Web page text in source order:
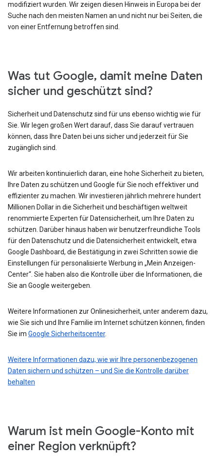
modifiziert wurden. Wir zeigen diesen Hinweis in Europa bei der
Suche nach den meisten Namen an und nicht nur bei Seiten, die
von einer Entfernung betroffen sind.
Was tut Google, damit meine Daten
sicher und geschützt sind?
Sicherheit und Datenschutz sind für uns ebenso wichtig wie für
Sie. Wir legen großen Wert darauf, dass Sie darauf vertrauen
können, dass Ihre Daten bei uns sicher und jederzeit für Sie
zugänglich sind.
Wir arbeiten kontinuierlich daran, eine hohe Sicherheit zu bieten,
Ihre Daten zu schützen und Google für Sie noch effektiver und
effizienter zu machen. Wir investieren jährlich mehrere hundert
Millionen Dollar in die Sicherheit und beschäftigen weltweit
renommierte Experten für Datensicherheit, um Ihre Daten zu
schützen. Darüber hinaus haben wir benutzerfreundliche Tools
für den Datenschutz und die Datensicherheit entwickelt, etwa
Google Dashboard, die Bestätigung in zwei Schritten sowie die
Einstellungen für personalisierte Werbung in „Mein Anzeigen-
Center“. Sie haben also die Kontrolle über die Informationen, die
Sie an Google weitergeben.
Weitere Informationen zur Onlinesicherheit, unter anderem dazu,
wie Sie sich und Ihre Familie im Internet schützen können, finden
Sie im Google Sicherheitscenter.
Weitere Informationen dazu, wie wir Ihre personenbezogenen
Daten sichern und schützen – und Sie die Kontrolle darüber
behalten
Warum ist mein Google-Konto mit
einer Region verknüpft?